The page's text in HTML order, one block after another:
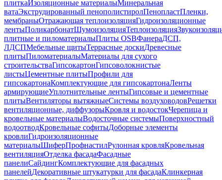
плиткаИзоляционные материалыМинеральная
ватаЭкструдированный пенополистиролПенопластПленки,
мембраныОтражающая теплоизоляцияГидроизоляционные
лентыПоликарбонатШумоизоляцияТеплоизоляция
плитные и пиломатериалыПлиты OSBФанераДСП,
ЛДСПМебельные щитыТеррасные доскиДревесные
плитыПиломатериалыМатериалы для сухого
строительстваГипсокартонГипсоволокнистые
листыЦементные плитыПрофили для
гипсокартонаКомплектующие для гипсокартонаЛенты
армирующиеУплотнительные лентыГипсовые и цементные
плитыВентиляторы вытяжныеСистемы воздуховодовРешетки
вентиляционные, диффузорыКровля и водостокЧерепица и
кровельные материалыВодосточные системыПоверхностный
водоотводКровельные софитыДоборные элементы
кровлиГидроизоляционные
материалыШиферПрофнастилРулонная кровляКровельная
вентиляцияОтделка фасадаФасадные
панелиСайдингКомплектующие для фасадных
панелейДекоративные штукатурки для фасадаКлинкерная